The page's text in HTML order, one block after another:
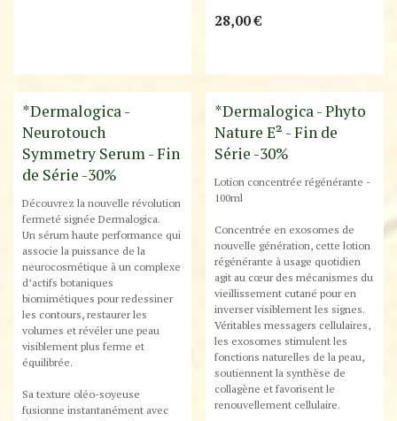
28,00€
Destockage
*Dermalogica -
Neurotouch
Symmetry Serum - Fin
de Série -30%
Découvrez la nouvelle révolution
fermeté signée Dermalogica.
Un sérum haute performance qui
associe la puissance de la
neurocosmétique à un complexe
d’actifs botaniques
biomimétiques pour redessiner
les contours, restaurer les
volumes et révéler une peau
visiblement plus ferme et
équilibrée.
Sa texture oléo-soyeuse
fusionne instantanément avec
Destockage
*Dermalogica - Phyto
Nature E² - Fin de
Série -30%
Lotion concentrée régénérante -
100ml
Concentrée en exosomes de
nouvelle génération, cette lotion
régénérante à usage quotidien
agit au cœur des mécanismes du
vieillissement cutané pour en
inverser visiblement les signes.
Véritables messagers cellulaires,
les exosomes stimulent les
fonctions naturelles de la peau,
soutiennent la synthèse de
collagène et favorisent le
renouvellement cellulaire.